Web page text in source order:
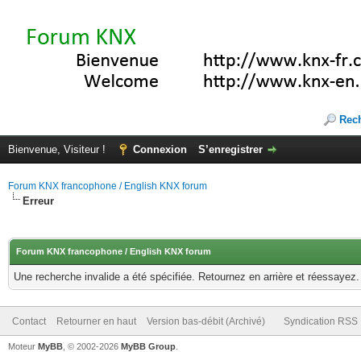
Bienvenue, Visiteur ! Connexion S’enregistrer
Forum KNX francophone / English KNX forum
Erreur
Forum KNX francophone / English KNX forum
Une recherche invalide a été spécifiée. Retournez en arrière et réessayez.
Contact Retourner en haut Version bas-débit (Archivé) Syndication RSS
Moteur MyBB , © 2002-2026 MyBB Group